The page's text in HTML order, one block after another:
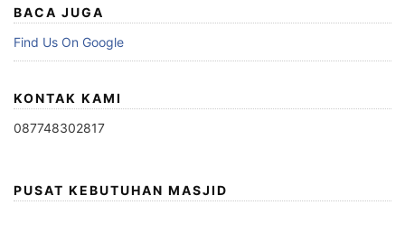
BACA JUGA
Find Us On Google
KONTAK KAMI
087748302817
PUSAT KEBUTUHAN MASJID